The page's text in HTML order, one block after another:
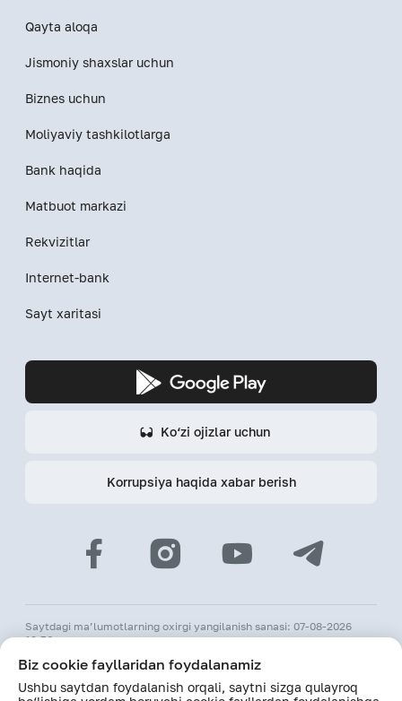
Qayta aloqa
Jismoniy shaxslar uchun
Biznes uchun
Moliyaviy tashkilotlarga
Bank haqida
Matbuot markazi
Rekvizitlar
Internet-bank
Sayt xaritasi
Ko‘zi ojizlar uchun
Korrupsiya haqida xabar berish
Saytdagi ma’lumotlarning oxirgi yangilanish sanasi: 07-08-2026
12:56
© 2026 «Hamkorbank» ATB
O‘zR MBning 31-avgust 1991-yildagi 64-sonli litsenziyasi
Biz cookie fayllaridan foydalanamiz
Ushbu saytdan foydalanish orqali, saytni sizga qulayroq